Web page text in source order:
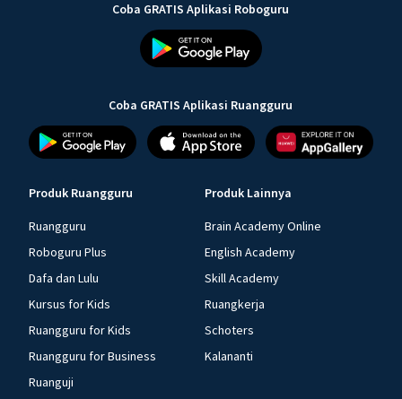
Coba GRATIS Aplikasi Roboguru
Coba GRATIS Aplikasi Ruangguru
Produk Ruangguru
Ruangguru
Roboguru Plus
Dafa dan Lulu
Kursus for Kids
Ruangguru for Kids
Ruangguru for Business
Ruanguji
Produk Lainnya
Brain Academy Online
English Academy
Skill Academy
Ruangkerja
Schoters
Kalananti